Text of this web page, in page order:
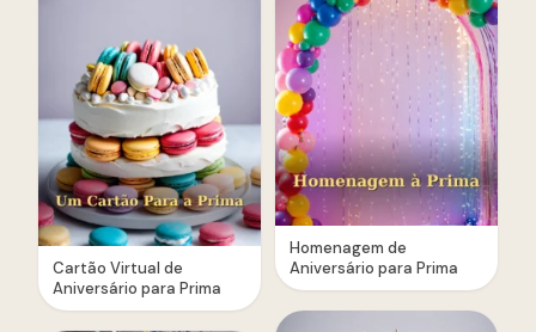
Cartão Virtual de
Aniversário para Prima
Homenagem de
Aniversário para Prima